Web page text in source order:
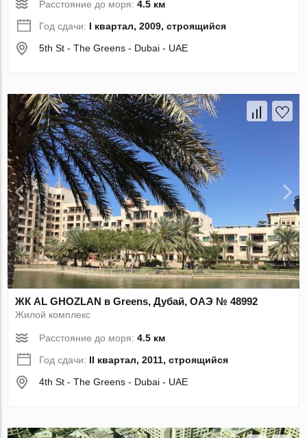
Расстояние до моря:4.5 км
Год сдачи: I квартал, 2009, строящийся
5th St - The Greens - Dubai - UAE
ЖК AL GHOZLAN в Greens, Дубай, ОАЭ № 48992
Жилой комплекс
Расстояние до моря:4.5 км
Год сдачи: II квартал, 2011, строящийся
4th St - The Greens - Dubai - UAE